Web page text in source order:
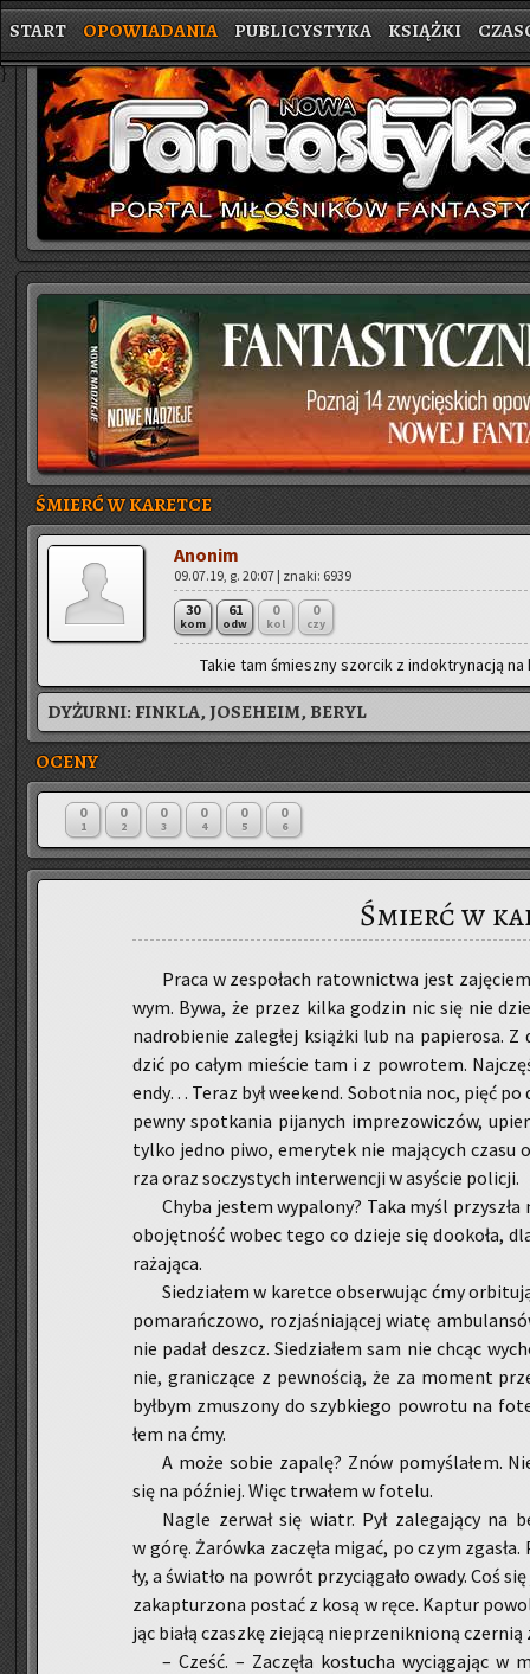
START OPOWIADANIA PUBLICYSTYKA KSIĄŻKI
}
ŚMIERĆ W KARETCE
Ano­nim
09.07.19, g. 20:07 | znaki: 6939
30
kom
61
odw
0
kol
0
czy
Takie tam śmiesz­ny szor­cik z in­dok­try­na­cją na
DYŻURNI:FINKLA, JOSEHEIM, BERYL
OCENY
0
1
0
2
0
3
0
4
0
5
0
6
Śmierć w
Praca w ze­spo­łach ra­tow­nic­twa jest
wym. Bywa, że przez kilka go­dzin nic się nie
nad­ro­bie­nie za­le­głej książ­ki lub na pa­pie­ro­sa.
dzić po całym mie­ście tam i z po­wro­tem.
en­dy… Teraz był week­end. So­bot­nia noc, pięć
pewny spo­tka­nia pi­ja­nych im­pre­zo­wi­czów,
tylko jedno piwo, eme­ry­tek nie ma­ją­cych czasu
rza oraz so­czy­stych in­ter­wen­cji w asy­ście po­li­cji.
Chyba je­stem wy­pa­lo­ny? Taka myśl
obo­jęt­ność wobec tego co dzie­je się do­oko­ła,
ra­ża­ją­ca.
Sie­dzia­łem w ka­ret­ce ob­ser­wu­jąc ćmy
po­ma­rań­czo­wo, roz­ja­śnia­ją­cej wiatę
nie padał deszcz. Sie­dzia­łem sam nie chcąc
nie, gra­ni­czą­ce z pew­no­ścią, że za mo­ment
był­bym zmu­szo­ny do szyb­kie­go po­wro­tu na
łem na ćmy.
A może sobie za­pa­lę? Znów po­my­śla­łem.
się na póź­niej. Więc trwa­łem w fo­te­lu.
Nagle ze­rwał się wiatr. Pył za­le­ga­ją­cy na
w górę. Ża­rów­ka za­czę­ła migać, po czym
ły, a świa­tło na po­wrót przy­cią­ga­ło owady. Coś
za­kap­tu­rzo­na po­stać z kosą w ręce. Kap­tur
jąc białą czasz­kę zie­ją­cą nie­prze­nik­nio­ną czer­nią
– Cześć. – Za­czę­ła ko­stu­cha wy­cią­ga­jąc w